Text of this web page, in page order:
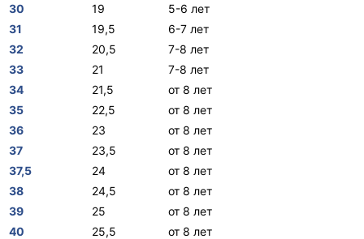
30
19
5-6 лет
31
19,5
6-7 лет
32
20,5
7-8 лет
33
21
7-8 лет
34
21,5
от 8 лет
35
22,5
от 8 лет
36
23
от 8 лет
37
23,5
от 8 лет
37,5
24
от 8 лет
38
24,5
от 8 лет
39
25
от 8 лет
40
25,5
от 8 лет